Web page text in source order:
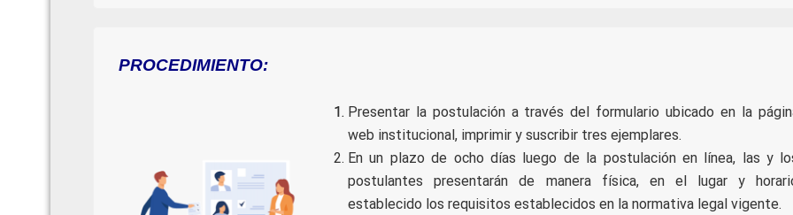
PROCEDIMIENTO:
Presentar la postulación a través del formulario ubicado en la
web institucional, imprimir y suscribir tres ejemplares.
En un plazo de ocho días luego de la postulación en línea, las y
postulantes presentarán de manera física, en el lugar y
establecido los requisitos establecidos en la normativa legal vigente.